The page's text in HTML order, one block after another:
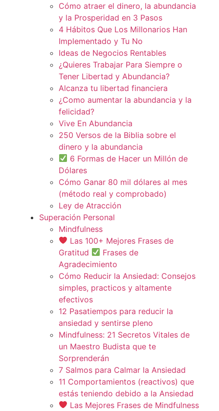
Cómo atraer el dinero, la abundancia
y la Prosperidad en 3 Pasos
4 Hábitos Que Los Millonarios Han
Implementado y Tu No
Ideas de Negocios Rentables
¿Quieres Trabajar Para Siempre o
Tener Libertad y Abundancia?
Alcanza tu libertad financiera
¿Como aumentar la abundancia y la
felicidad?
Vive En Abundancia
250 Versos de la Biblia sobre el
dinero y la abundancia
6 Formas de Hacer un Millón de
Dólares
Cómo Ganar 80 mil dólares al mes
(método real y comprobado)
Ley de Atracción
Superación Personal
Mindfulness
Las 100+ Mejores Frases de
Gratitud
Frases de
Agradecimiento
Cómo Reducir la Ansiedad: Consejos
simples, practicos y altamente
efectivos
12 Pasatiempos para reducir la
ansiedad y sentirse pleno
Mindfulness: 21 Secretos Vitales de
un Maestro Budista que te
Sorprenderán
7 Salmos para Calmar la Ansiedad
11 Comportamientos (reactivos) que
estás teniendo debido a la Ansiedad
Las Mejores Frases de Mindfulness